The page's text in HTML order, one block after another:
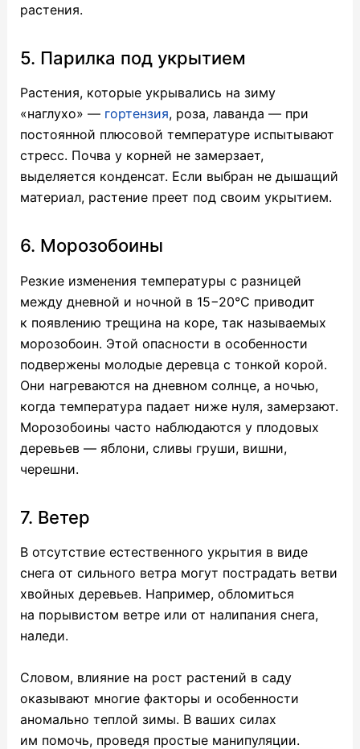
растения.
5. Парилка под укрытием
Растения, которые укрывались на зиму
«наглухо» — гортензия, роза, лаванда — при
постоянной плюсовой температуре испытывают
стресс. Почва у корней не замерзает,
выделяется конденсат. Если выбран не дышащий
материал, растение преет под своим укрытием.
6. Морозобоины
Резкие изменения температуры с разницей
между дневной и ночной в 15−20°C приводит
к появлению трещина на коре, так называемых
морозобоин. Этой опасности в особенности
подвержены молодые деревца с тонкой корой.
Они нагреваются на дневном солнце, а ночью,
когда температура падает ниже нуля, замерзают.
Морозобоины часто наблюдаются у плодовых
деревьев — яблони, сливы груши, вишни,
черешни.
7. Ветер
В отсутствие естественного укрытия в виде
снега от сильного ветра могут пострадать ветви
хвойных деревьев. Например, обломиться
на порывистом ветре или от налипания снега,
наледи.
Словом, влияние на рост растений в саду
оказывают многие факторы и особенности
аномально теплой зимы. В ваших силах
им помочь, проведя простые манипуляции.